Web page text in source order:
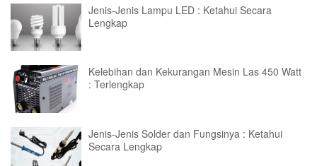
Jenis-Jenis Lampu LED : Ketahui Secara
Lengkap
Kelebihan dan Kekurangan Mesin Las 450 Watt
: Terlengkap
Jenis-Jenis Solder dan Fungsinya : Ketahui
Secara Lengkap